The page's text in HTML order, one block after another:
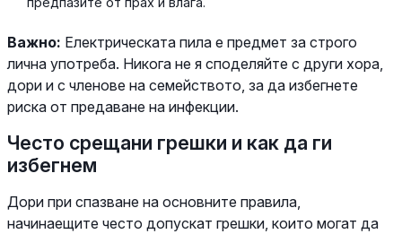
Важно: Електрическата пила е предмет за строго
лична употреба. Никога не я споделяйте с други хора,
дори и с членове на семейството, за да избегнете
риска от предаване на инфекции.
Често срещани грешки и как да ги
избегнем
Дори при спазване на основните правила,
начинаещите често допускат грешки, които могат да